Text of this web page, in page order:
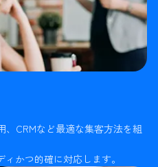
、CRMなど最適な集客方法を組
かつ的確に対応します。